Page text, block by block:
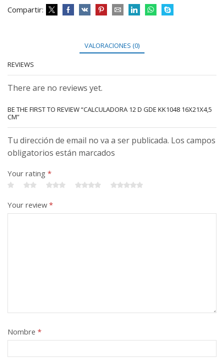
Compartir:
VALORACIONES (0)
REVIEWS
There are no reviews yet.
BE THE FIRST TO REVIEW “CALCULADORA 12 D GDE KK1048 16X21X4,5
CM”
Tu dirección de email no va a ser publicada. Los campos
obligatorios están marcados
Your rating *
Your review*
Nombre *